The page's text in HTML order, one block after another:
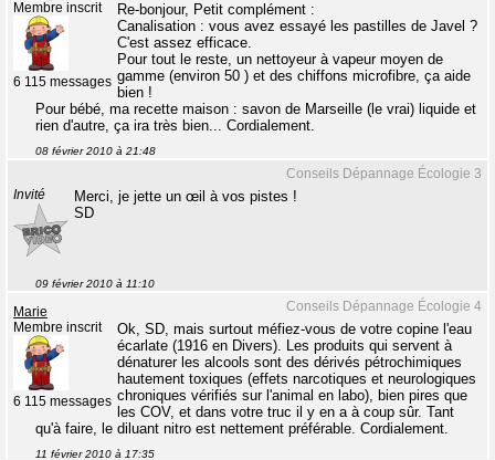
Membre inscrit
6 115 messages
Re-bonjour, Petit complément :
Canalisation : vous avez essayé les pastilles de Javel ?
C'est assez efficace.
Pour tout le reste, un nettoyeur à vapeur moyen de
gamme (environ 50 ) et des chiffons microfibre, ça aide
bien !
Pour bébé, ma recette maison : savon de Marseille (le vrai) liquide et
rien d'autre, ça ira très bien... Cordialement.
08 février 2010 à 21:48
Conseils Dépannage Écologie 3
Invité
Merci, je jette un œil à vos pistes !
SD
09 février 2010 à 11:10
Conseils Dépannage Écologie 4
Marie
Membre inscrit
6 115 messages
Ok, SD, mais surtout méfiez-vous de votre copine l'eau
écarlate (1916 en Divers). Les produits qui servent à
dénaturer les alcools sont des dérivés pétrochimiques
hautement toxiques (effets narcotiques et neurologiques
chroniques vérifiés sur l'animal en labo), bien pires que
les COV, et dans votre truc il y en a à coup sûr. Tant
qu'à faire, le diluant nitro est nettement préférable. Cordialement.
11 février 2010 à 17:35